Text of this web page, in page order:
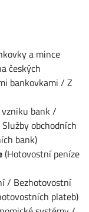
a mince
českých
bankovkami / Z
bank /
obchodních
bank)
(Hotovostní peníze
/ Bezhotovostní
plateb)